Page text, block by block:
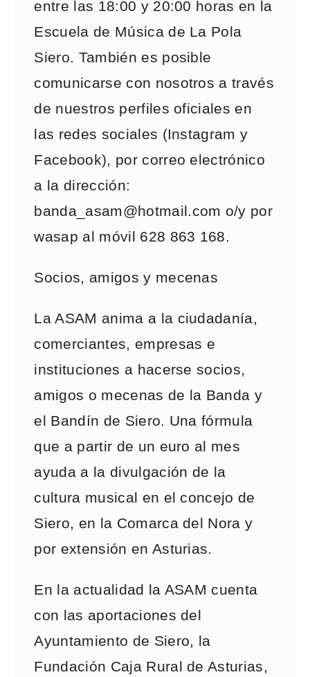
entre las 18:00 y 20:00 horas en la
Escuela de Música de La Pola
Siero. También es posible
comunicarse con nosotros a través
de nuestros perfiles oficiales en
las redes sociales (Instagram y
Facebook), por correo electrónico
a la dirección:
banda_asam@hotmail.com o/y por
wasap al móvil 628 863 168.
Socios, amigos y mecenas
La ASAM anima a la ciudadanía,
comerciantes, empresas e
instituciones a hacerse socios,
amigos o mecenas de la Banda y
el Bandín de Siero. Una fórmula
que a partir de un euro al mes
ayuda a la divulgación de la
cultura musical en el concejo de
Siero, en la Comarca del Nora y
por extensión en Asturias.
En la actualidad la ASAM cuenta
con las aportaciones del
Ayuntamiento de Siero, la
Fundación Caja Rural de Asturias,